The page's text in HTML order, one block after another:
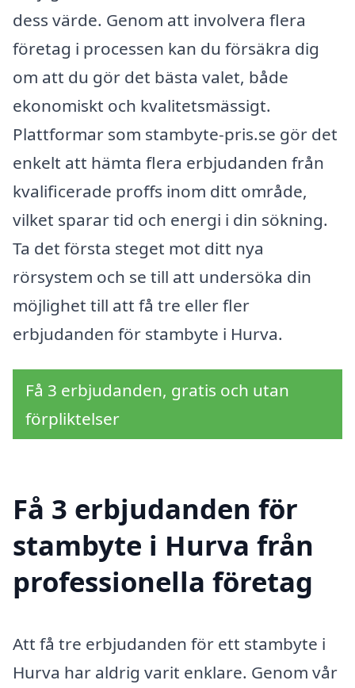
dess värde. Genom att involvera flera
företag i processen kan du försäkra dig
om att du gör det bästa valet, både
ekonomiskt och kvalitetsmässigt.
Plattformar som stambyte-pris.se gör det
enkelt att hämta flera erbjudanden från
kvalificerade proffs inom ditt område,
vilket sparar tid och energi i din sökning.
Ta det första steget mot ditt nya
rörsystem och se till att undersöka din
möjlighet till att få tre eller fler
erbjudanden för stambyte i Hurva.
Få 3 erbjudanden, gratis och utan
förpliktelser
Få 3 erbjudanden för
stambyte i Hurva från
professionella företag
Att få tre erbjudanden för ett stambyte i
Hurva har aldrig varit enklare. Genom vår